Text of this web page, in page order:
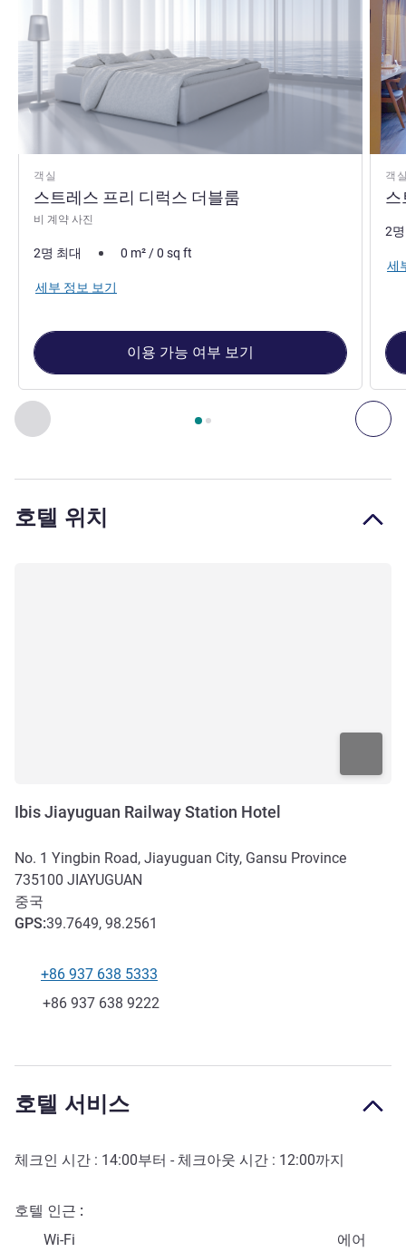
이전 - 객실 다
2/ 페이지 , 객실 1 : 스트레스 프리 디럭스 더블룸 , 객실 2 :
객실
스트레스 프리 디럭스 더블룸
비 계약 사진
2명 최대 0 m²/0 sq ft
세부 정보 보기
이용 가능 여부 보기
객
스
2
세
호텔 위치
Ibis Jiayuguan Railway Station Hotel
No. 1 Yingbin Road, Jiayuguan City, Gansu Province
735100 JIAYUGUAN
중국
GPS:39.7649, 98.2561
전화
+86 937 638 5333
팩스
+86 937 638 9222
호텔 서비스
체크인 시간 : 14:00부터 - 체크아웃 시간 : 12:00까지
호텔 인근
Wi-Fi
에어